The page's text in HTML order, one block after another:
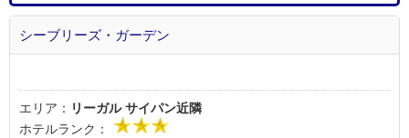
シーブリーズ・ガーデン
エリア： リーガル サイパン近隣
ホテルランク：